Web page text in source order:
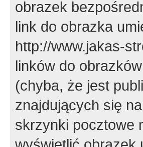
obrazek
link do obrazka
http://www.jakas-
linków do
(chyba, że jest
znajdujących się
skrzynki pocztowe